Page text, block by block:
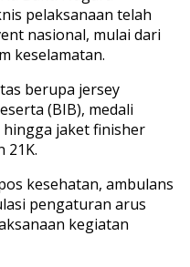
pelaksanaan telah
nasional, mulai dari
keselamatan.
berupa jersey
(BIB), medali
jaket finisher
21K.
kesehatan, ambulans
pengaturan arus
kegiatan